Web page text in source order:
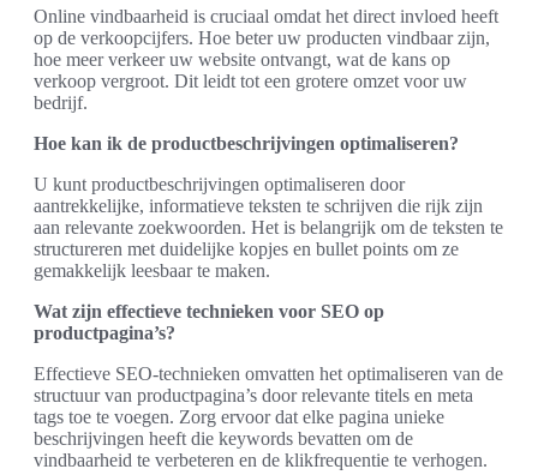
Online vindbaarheid is cruciaal omdat het direct invloed heeft
op de verkoopcijfers. Hoe beter uw producten vindbaar zijn,
hoe meer verkeer uw website ontvangt, wat de kans op
verkoop vergroot. Dit leidt tot een grotere omzet voor uw
bedrijf.
Hoe kan ik de productbeschrijvingen optimaliseren?
U kunt productbeschrijvingen optimaliseren door
aantrekkelijke, informatieve teksten te schrijven die rijk zijn
aan relevante zoekwoorden. Het is belangrijk om de teksten te
structureren met duidelijke kopjes en bullet points om ze
gemakkelijk leesbaar te maken.
Wat zijn effectieve technieken voor SEO op
productpagina’s?
Effectieve SEO-technieken omvatten het optimaliseren van de
structuur van productpagina’s door relevante titels en meta
tags toe te voegen. Zorg ervoor dat elke pagina unieke
beschrijvingen heeft die keywords bevatten om de
vindbaarheid te verbeteren en de klikfrequentie te verhogen.